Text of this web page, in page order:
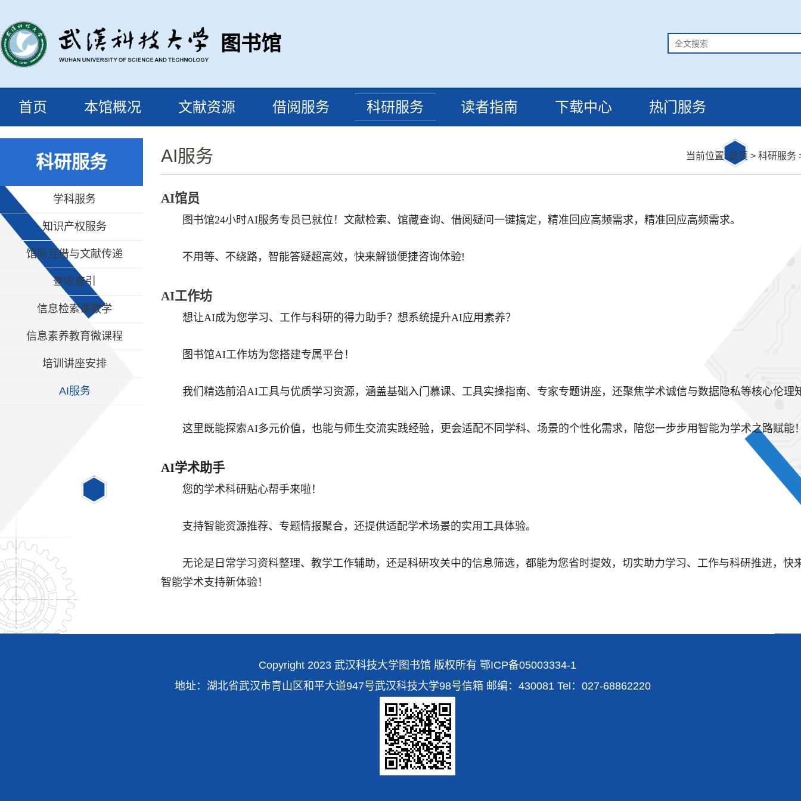
图书馆
首页 本馆概况 文献资源 借阅服务 科研服务 读者指南 下载中心 热门服务
科研服务
学科服务
知识产权服务
馆际互借与文献传递
查收查引
信息检索课教学
信息素养教育微课程
培训讲座安排
AI服务
AI服务 当前位置: 首页 > 科研服务
AI馆员
图书馆24小时AI服务专员已就位！文献检索、馆藏查询、借阅疑问一键搞定，精准回应高频需求，精准回应高频需求。
不用等、不绕路，智能答疑超高效，快来解锁便捷咨询体验!
AI工作坊
想让AI成为您学习、工作与科研的得力助手？想系统提升AI应用素养？
图书馆AI工作坊为您搭建专属平台！
我们精选前沿AI工具与优质学习资源，涵盖基础入门慕课、工具实操指南、专家专题讲座，还聚焦学术诚信与数据隐私等核心伦理
这里既能探索AI多元价值，也能与师生交流实践经验，更会适配不同学科、场景的个性化需求，陪您一步步用智能为学术之路赋能
AI学术助手
您的学术科研贴心帮手来啦！
支持智能资源推荐、专题情报聚合，还提供适配学术场景的实用工具体验。
无论是日常学习资料整理、教学工作辅助，还是科研攻关中的信息筛选，都能为您省时提效，切实助力学习、工作与科研推进，快
智能学术支持新体验！
Copyright 2023 武汉科技大学图书馆 版权所有 鄂ICP备05003334-1
地址：湖北省武汉市青山区和平大道947号武汉科技大学98号信箱 邮编：430081 Tel：027-68862220